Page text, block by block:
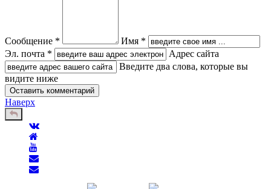
Сообщение *
Имя *
Эл. почта *
Адрес сайта
Введите два слова, которые вы
видите ниже
Наверх